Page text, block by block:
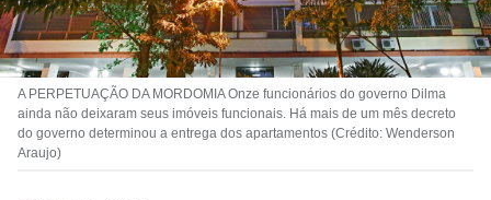
A PERPETUAÇÃO DA MORDOMIA Onze funcionários do governo Dilma
ainda não deixaram seus imóveis funcionais. Há mais de um mês decreto
do governo determinou a entrega dos apartamentos (Crédito: Wenderson
Araujo)